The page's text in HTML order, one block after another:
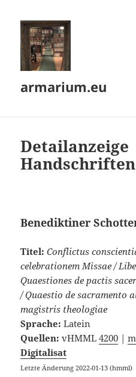
armarium.eu
Detailanzeige
Handschriften
Benediktiner
Titel:Conflictus
celebrationem Missae /
Quaestiones de pactis
/ Quaestio de sacramento
magistris theologiae
Sprache:Latein
Quellen:vHMML4200 |
Digitalisat
Letzte Änderung 2022-01-13 (hmml)